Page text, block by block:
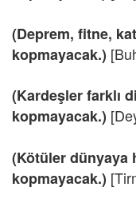
(Deprem, fitne,
kopmayacak.)
(Kardeşler farklı
kopmayacak.)
(Kötüler dünyaya
kopmayacak.)